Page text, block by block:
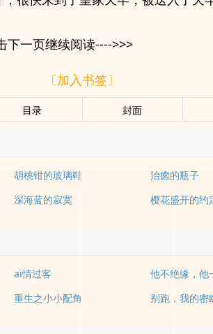
下一页继续阅读---->>>
〔加入书签〕
目录 封面
胡桃钳的玻璃鞋
治癒的瓶子
深海蓝的寂寞 樱花盛开的约
ai情过客
他不绝缘，他
重生之小小配角 别跑，我的密